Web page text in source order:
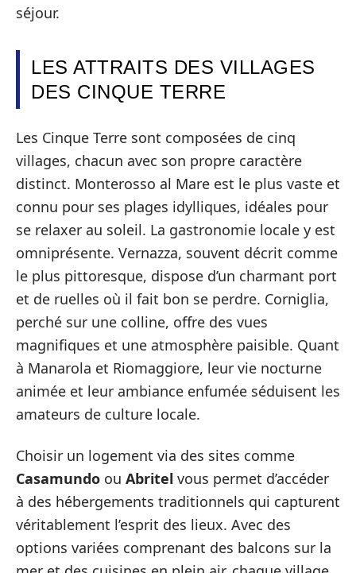
séjour.
LES ATTRAITS DES VILLAGES
DES CINQUE TERRE
Les Cinque Terre sont composées de cinq
villages, chacun avec son propre caractère
distinct. Monterosso al Mare est le plus vaste et
connu pour ses plages idylliques, idéales pour
se relaxer au soleil. La gastronomie locale y est
omniprésente. Vernazza, souvent décrit comme
le plus pittoresque, dispose d’un charmant port
et de ruelles où il fait bon se perdre. Corniglia,
perché sur une colline, offre des vues
magnifiques et une atmosphère paisible. Quant
à Manarola et Riomaggiore, leur vie nocturne
animée et leur ambiance enfumée séduisent les
amateurs de culture locale.
Choisir un logement via des sites comme
Casamundo ou Abritel vous permet d’accéder
à des hébergements traditionnels qui capturent
véritablement l’esprit des lieux. Avec des
options variées comprenant des balcons sur la